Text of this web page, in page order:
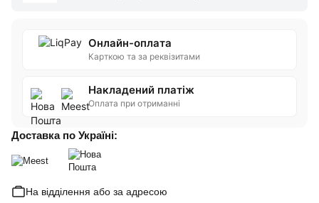
Онлайн-оплата
Карткою та за реквізитами
Накладений платіж
Оплата при отриманні
Доставка по Україні:
На відділення або за адресою